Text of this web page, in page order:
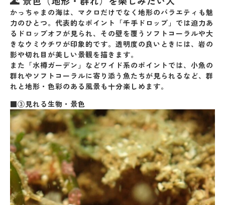
かっちゃまの海は、マクロだけでなく 地形のバラエティ も魅
力のひとつ。代表的なポイント「千手ドロップ」では迫力あ
るドロップオフが見られ、その壁を覆うソフトコーラルや大
きなウミウチワが印象的です。透明度の良いときには、岩の
影や切れ目が美しい景観を描きます。
また「水樽ガーデン」などワイド系のポイントでは、小魚の
群れやソフトコーラルに寄り添う魚たちが見られるなど、 群
れと地形・色彩のある風景も十分楽しめます。
■③見れる生物・景色